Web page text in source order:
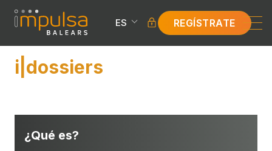
ES REGÍSTRATE
i|dossiers
¿Qué es?